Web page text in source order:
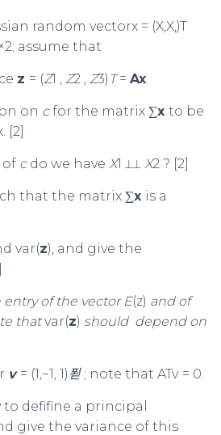
random vectorx = (X,X,)T
assume that
z = (Z1 , Z2 , Z3) T= Ax.
on cfor the matrix ∑x to be
[2]
of c do we have X1 ⟂⟂ X2 ? [2]
that the matrix ∑x is a
var(z), and give the
of the vector E(z) and of
thatvar(z) should depend on
v = (1,−1, 1) 푇 ; note that ATv = 0.
to defifine a principal
give the variance of this